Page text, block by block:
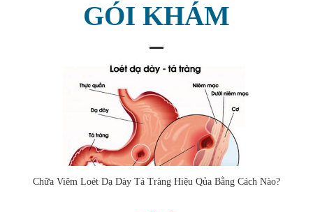
GÓI KHÁM
Chữa Viêm Loét Dạ Dày Tá Tràng Hiệu Qủa Bằng Cách Nào?